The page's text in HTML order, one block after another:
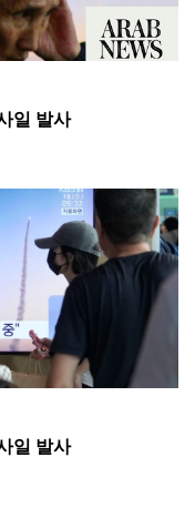
일 발사
일 발사